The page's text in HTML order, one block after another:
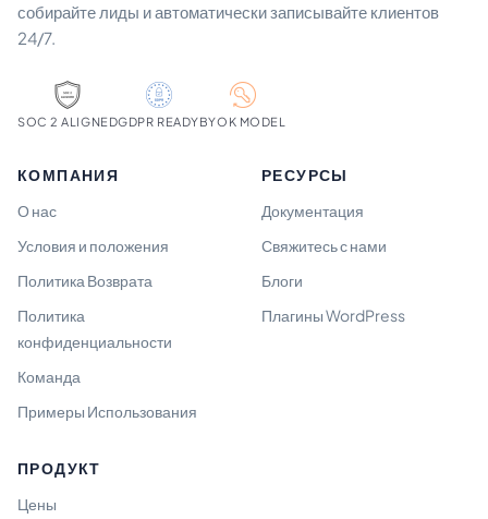
собирайте лиды и автоматически записывайте клиентов
24/7.
SOC 2 ALIGNEDGDPR READYBYOK MODEL
КОМПАНИЯ
О нас
Условия и положения
Политика Возврата
Политика
конфиденциальности
Команда
Примеры Использования
РЕСУРСЫ
Документация
Свяжитесь с нами
Блоги
Плагины WordPress
ПРОДУКТ
Цены